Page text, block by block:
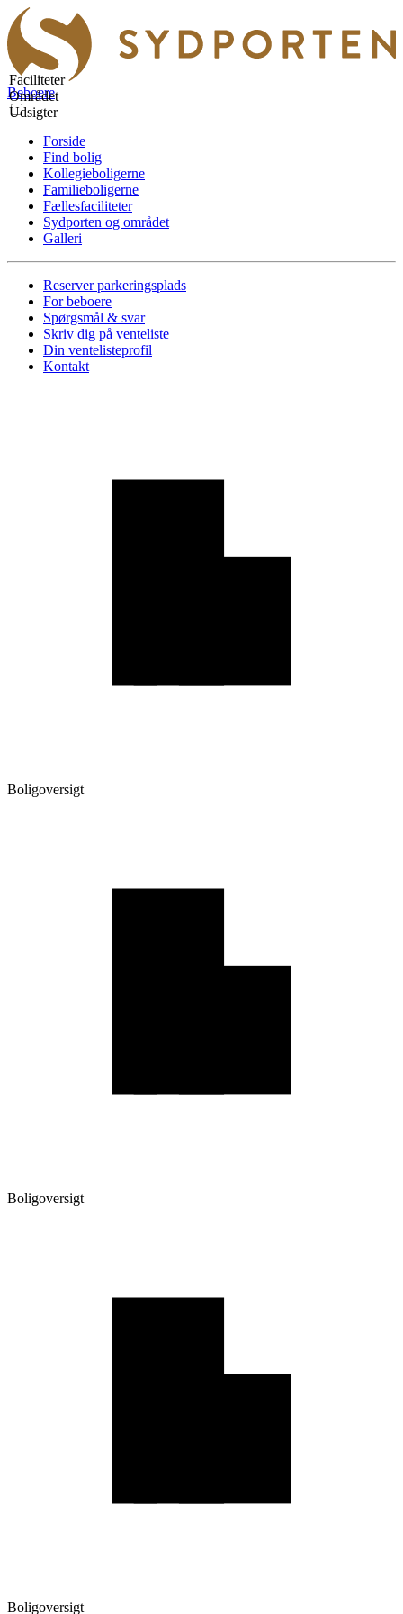
Beboere
Forside
Find bolig
Kollegieboligerne
Familieboligerne
Fællesfaciliteter
Sydporten og området
Galleri
Reserver parkeringsplads
For beboere
Spørgsmål & svar
Skriv dig på venteliste
Din ventelisteprofil
Kontakt
Boligoversigt
Boligoversigt
Boligoversigt
Faciliteter
Området
Udsigter